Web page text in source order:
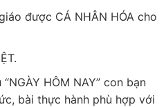
được CÁ NHÂN HÓA cho
HÔM NAY” con bạn
bài thực hành phù hợp với